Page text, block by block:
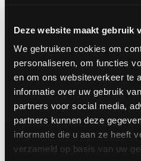
Deze website maakt gebruik
We gebruiken cookies om
personaliseren, om functies
en om ons websiteverkeer te
informatie over uw gebruik
partners voor social media,
partners kunnen deze
informatie die u aan ze heeft
verzameld op basis van uw
Petit mais ravissant (+/-
Choix idéal (+/- Ø 35 cm)
Deluxe (+/- Ø 40 cm)